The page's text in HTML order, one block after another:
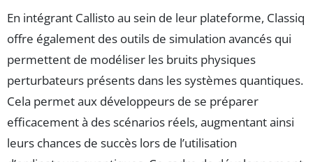
En intégrant Callisto au sein de leur plateforme, Classiq
offre également des outils de simulation avancés qui
permettent de modéliser les bruits physiques
perturbateurs présents dans les systèmes quantiques.
Cela permet aux développeurs de se préparer
efficacement à des scénarios réels, augmentant ainsi
leurs chances de succès lors de l’utilisation